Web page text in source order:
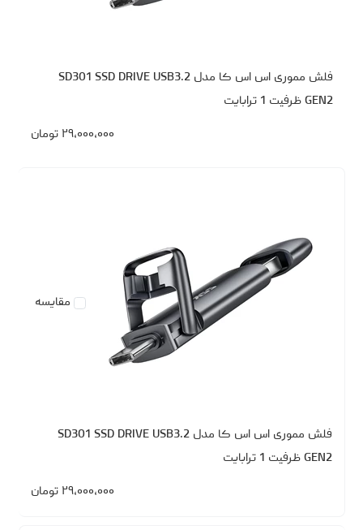
فلش مموری اس اس کا مدل SD301 SSD DRIVE USB3.2
GEN2 ظرفیت 1 ترابایت
۲۹،۰۰۰،۰۰۰ تومان
مقایسه
فلش مموری اس اس کا مدل SD301 SSD DRIVE USB3.2
GEN2 ظرفیت 1 ترابایت
۲۹،۰۰۰،۰۰۰ تومان